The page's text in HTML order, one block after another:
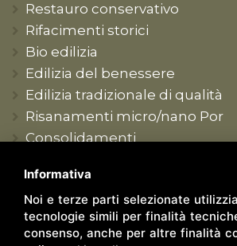
Restauro conservativo
Rifacimenti storici
Bio edilizia
Edilizia del benessere
Edilizia tradizionale di qualità
Risanamenti micro/nano Por
Consolidamenti
Formazione tecnica
Contatti
Sede e recapiti
Informativa
Noi e terze parti selezionate
tecnologie simili per finalità
consenso, anche per altre finalità